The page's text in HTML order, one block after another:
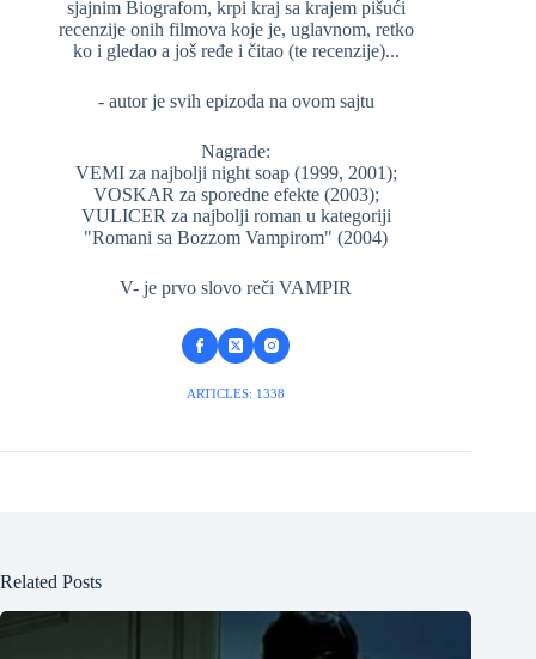
sjajnim Biografom, krpi kraj sa krajem pišući
recenzije onih filmova koje je, uglavnom, retko
ko i gledao a još ređe i čitao (te recenzije)...
- autor je svih epizoda na ovom sajtu
Nagrade:
VEMI za najbolji night soap (1999, 2001);
VOSKAR za sporedne efekte (2003);
VULICER za najbolji roman u kategoriji
"Romani sa Bozzom Vampirom" (2004)
V- je prvo slovo reči VAMPIR
ARTICLES: 1338
Related Posts